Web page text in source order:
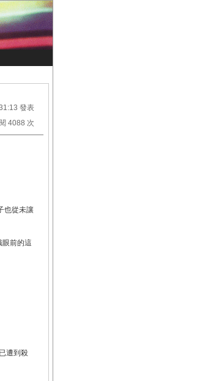
發表
4088 次
也從未讓
眼前的這
遭到殺